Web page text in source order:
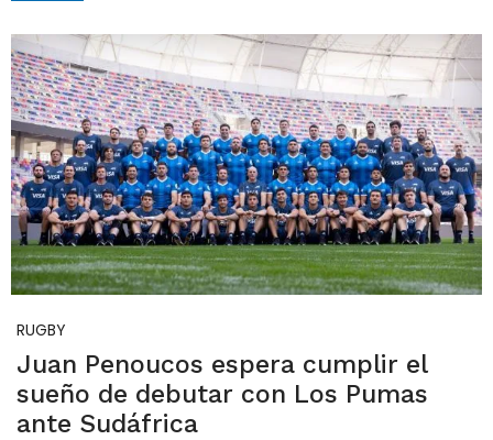
RUGBY
Juan Penoucos espera cumplir el
sueño de debutar con Los Pumas
ante Sudáfrica